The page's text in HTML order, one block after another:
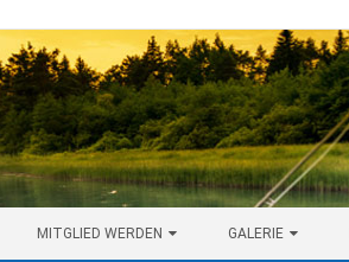
MITGLIED WERDEN GALERIE